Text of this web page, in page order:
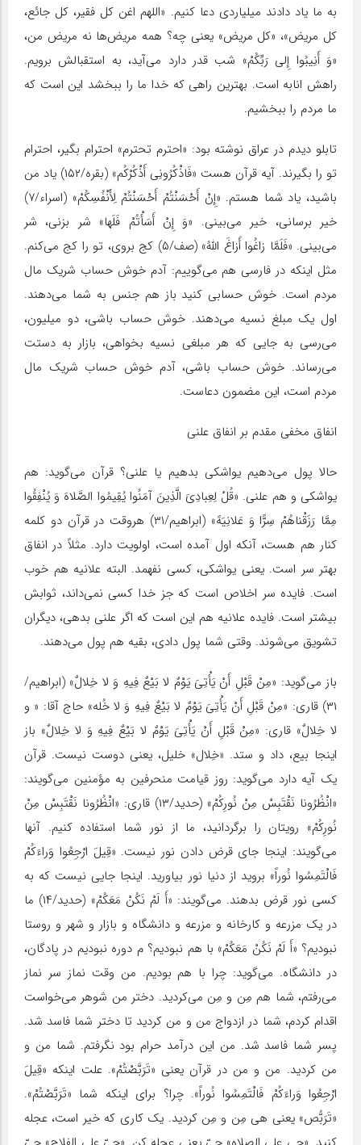
به ما یاد دادند میلیاردی دعا کنیم. «اللهم اغن کل فقیر، کل جائع،
کل مریض»، «کل مریض» یعنی چه؟ همه مریض‌ها نه مریض من،
«وَ أَنِیبُوا إِلى‏ رَبِّکُمْ» شب قدر دارد می‌آید، به استقبالش برویم.
راهش انابه است. بهترین راهی که خدا ما را ببخشد این است که
ما مردم را ببخشیم.
تابلو دیدم در عراق نوشته بود: «احترم تحترم» احترام بگیر، احترام
تو را بگیرند. آیه قرآن هست «فَاذْکُرُونِی أَذْکُرْکُم‏» (بقره/۱۵۲) یاد من
باشید، یاد شما هستم. «إِنْ أَحْسَنْتُمْ‏ أَحْسَنْتُمْ‏ لِأَنْفُسِکُمْ» (اسراء/۷)
خیر برسانی، خیر می‌بینی. «وَ إِنْ أَسَأْتُمْ فَلَها» شر بزنی، شر
می‌بینی. «فَلَمَّا زاغُوا أَزاغَ اللَّهُ» (صف/۵) کج بروی، تو را کج می‌کنم.
مثل اینکه در فارسی هم می‌گوییم: آدم خوش حساب شریک مال
مردم است. خوش حسابی کنید باز هم جنس به شما می‌دهند.
اول یک مبلغ نسیه می‌دهند. خوش حساب باشی، دو میلیون،
می‌رسی به جایی که هر مبلغی نسیه بخواهی، بازار به دستت
می‌رساند. خوش حساب باشی، آدم خوش حساب شریک مال
مردم است، این مضمون دعاست.
انفاق مخفی مقدم بر انفاق علنی
حالا پول می‌دهیم یواشکی بدهیم یا علنی؟ قرآن می‌گوید: هم
یواشکی و هم علنی. «قُلْ لِعِبادِیَ الَّذِینَ آمَنُوا یُقِیمُوا الصَّلاهَ وَ یُنْفِقُوا
مِمَّا رَزَقْناهُمْ سِرًّا وَ عَلانِیَهً» (ابراهیم/۳۱) هروقت در قرآن دو کلمه
کنار هم هست، آنکه اول آمده است، اولویت دارد. مثلاً در انفاق
بهتر سر است. یعنی یواشکی، کسی نفهمد. البته علانیه هم خوب
است. فایده سر اخلاص است که جز خدا کسی نمی‌داند، ثوابش
بیشتر است. فایده علانیه هم این است که اگر علنی بدهی، دیگران
تشویق می‌‌شوند. وقتی شما پول دادی، بقیه هم پول می‌دهند.
باز می‌گوید: «مِنْ قَبْلِ أَنْ یَأْتِیَ یَوْمٌ لا بَیْعٌ فِیهِ وَ لا خِلالٌ» (ابراهیم/
۳۱) قاری: «مِنْ قَبْلِ أَنْ یَأْتِیَ یَوْمٌ لا بَیْعٌ فِیهِ وَ لا خُله» حاج آقا: « و
لا خِلالٌ» قاری: «مِنْ قَبْلِ أَنْ یَأْتِیَ یَوْمٌ لا بَیْعٌ فِیهِ وَ لا خِلالٌ» باز
اینجا بیع، داد و ستد. «خِلال» خلیل، یعنی دوست نیست. قرآن
یک آیه دارد می‌گوید: روز قیامت منحرفین به مؤمنین می‌گویند:
«انْظُرُونا نَقْتَبِسْ‏ مِنْ نُورِکُمْ» (حدید/۱۳) قاری: «انْظُرُونا نَقْتَبِسْ‏ مِنْ
نُورِکُمْ» رویتان را برگردانید، ما از نور شما استفاده کنیم. آنها
می‌گویند: اینجا جای قرض دادن نور نیست. «قِیلَ ارْجِعُوا وَراءَکُمْ
فَالْتَمِسُوا نُوراً» بروید از دنیا نور بیاورید. اینجا جایی نیست که به
کسی نور قرض بدهند. می‌گویند: «أَ لَمْ نَکُنْ مَعَکُمْ» (حدید/۱۴) ما
در یک مزرعه و کارخانه و مزرعه و دانشگاه و بازار و شهر و روستا
نبودیم؟ «أَ لَمْ نَکُنْ مَعَکُمْ» با هم نبودیم؟ م دوره نبودیم در پادگان،
در دانشگاه. می‌گوید: چرا با هم بودیم. من وقت نماز سر نماز
می‌رفتم، شما هم مِن و مِن می‌کردید. دختر من شوهر می‌خواست
اقدام کردم، شما در ازدواج من و من کردید تا دختر شما فاسد شد.
پسر شما فاسد شد. من این درآمد حرام بود نگرفتم. شما من و
من کردید. من و من در قرآن یعنی «تَرَبَّصْتُمْ». علت اینکه «قِیلَ
ارْجِعُوا وَراءَکُمْ فَالْتَمِسُوا نُوراً». چرا؟ برای اینکه شما «تَرَبَّصْتُمْ».
«تَرَبُّص» یعنی هی مِن و مِن کردید. یک کاری که خیر است، عجله